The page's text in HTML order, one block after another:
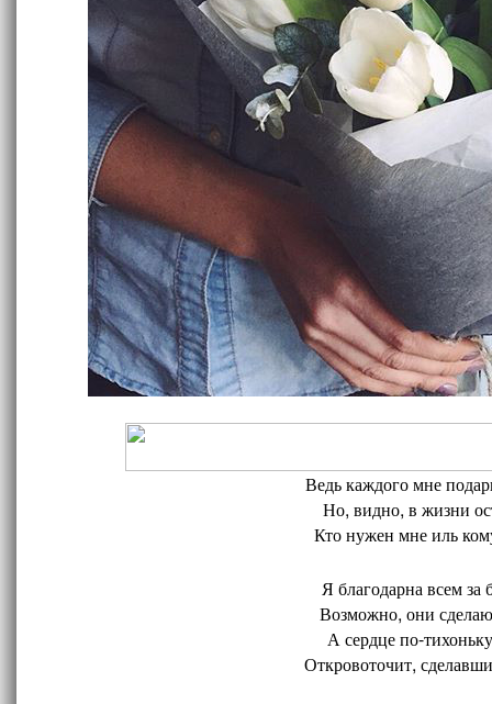
Ведь каждого мне
Но, видно, в жизни
Кто нужен мне иль
Я благодарна всем за
Возможно, они
А сердце по-
Откровоточит,